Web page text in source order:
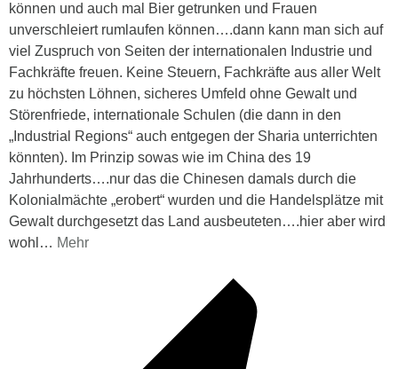
können und auch mal Bier getrunken und Frauen
unverschleiert rumlaufen können….dann kann man sich auf
viel Zuspruch von Seiten der internationalen Industrie und
Fachkräfte freuen. Keine Steuern, Fachkräfte aus aller Welt
zu höchsten Löhnen, sicheres Umfeld ohne Gewalt und
Störenfriede, internationale Schulen (die dann in den
„Industrial Regions“ auch entgegen der Sharia unterrichten
könnten). Im Prinzip sowas wie im China des 19
Jahrhunderts….nur das die Chinesen damals durch die
Kolonialmächte „erobert“ wurden und die Handelsplätze mit
Gewalt durchgesetzt das Land ausbeuteten….hier aber wird
wohl … Mehr